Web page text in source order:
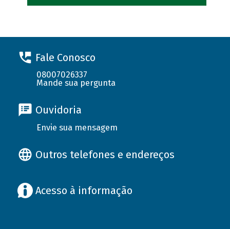
Fale Conosco
08007026337
Mande sua pergunta
Ouvidoria
Envie sua mensagem
Outros telefones e endereços
Acesso à informação